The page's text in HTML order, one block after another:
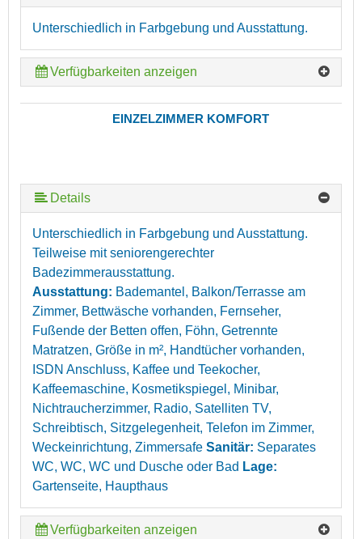
Unterschiedlich in Farbgebung und Ausstattung.
Verfügbarkeiten anzeigen
EINZELZIMMER KOMFORT
Details
Unterschiedlich in Farbgebung und Ausstattung.
Teilweise mit seniorengerechter
Badezimmerausstattung.
Ausstattung: Bademantel, Balkon/Terrasse am
Zimmer, Bettwäsche vorhanden, Fernseher,
Fußende der Betten offen, Föhn, Getrennte
Matratzen, Größe in m², Handtücher vorhanden,
ISDN Anschluss, Kaffee und Teekocher,
Kaffeemaschine, Kosmetikspiegel, Minibar,
Nichtraucherzimmer, Radio, Satelliten TV,
Schreibtisch, Sitzgelegenheit, Telefon im Zimmer,
Weckeinrichtung, Zimmersafe Sanitär: Separates
WC, WC, WC und Dusche oder Bad Lage:
Gartenseite, Haupthaus
Verfügbarkeiten anzeigen